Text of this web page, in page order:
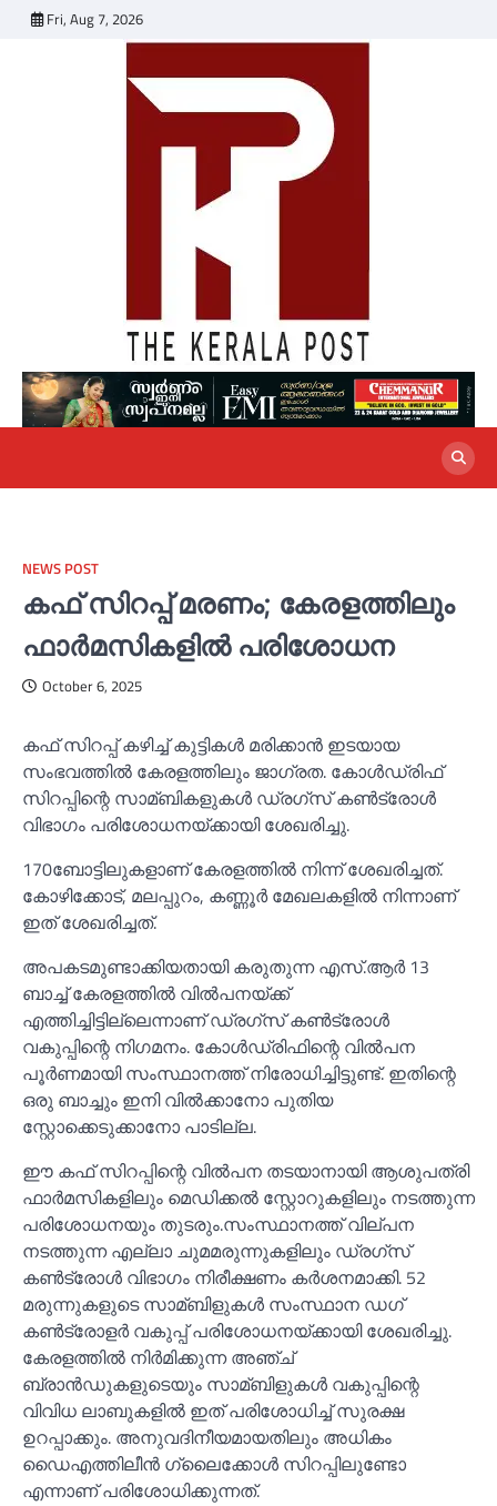
Fri, Aug 7, 2026
NEWS POST
കഫ് സിറപ്പ് മരണം; കേരളത്തിലും
ഫാര്‍മസികളില്‍ പരിശോധന
October 6, 2025
കഫ് സിറപ്പ് കഴിച്ച്‌ കുട്ടികള്‍ മരിക്കാൻ ഇടയായ
സംഭവത്തില്‍ കേരളത്തിലും ജാഗ്രത. കോള്‍ഡ്രിഫ്
സിറപ്പിന്റെ സാമ്ബികളുകള്‍ ഡ്രഗ്സ് കണ്‍ട്രോള്‍
വിഭാഗം പരിശോധനയ്ക്കായി ശേഖരിച്ചു.
170ബോട്ടിലുകളാണ് കേരളത്തില്‍ നിന്ന് ശേഖരിച്ചത്.
കോഴിക്കോട്, മലപ്പുറം, കണ്ണൂർ മേഖലകളില്‍ നിന്നാണ്
ഇത് ശേഖരിച്ചത്.
അപകടമുണ്ടാക്കിയതായി കരുതുന്ന എസ്.ആർ 13
ബാച്ച്‌ കേരളത്തില്‍ വില്‍പനയ്ക്ക്
എത്തിച്ചിട്ടില്ലെന്നാണ് ഡ്രഗ്സ് കണ്‍ട്രോള്‍
വകുപ്പിന്റെ നിഗമനം. കോള്‍ഡ്രിഫിന്റെ വില്‍പന
പൂർണമായി സംസ്ഥാനത്ത് നിരോധിച്ചിട്ടുണ്ട്. ഇതിന്റെ
ഒരു ബാച്ചും ഇനി വില്‍ക്കാനോ പുതിയ
സ്റ്റോക്കെടുക്കാനോ പാടില്ല.
ഈ കഫ് സിറപ്പിന്റെ വില്‍പന തടയാനായി ആശുപത്രി
ഫാർമസികളിലും മെഡിക്കല്‍ സ്റ്റോറുകളിലും നടത്തുന്ന
പരിശോധനയും തുടരും.സംസ്ഥാനത്ത് വില്പന
നടത്തുന്ന എല്ലാ ചുമമരുന്നുകളിലും ഡ്രഗ്സ്
കണ്‍ട്രോള്‍ വിഭാഗം നിരീക്ഷണം കർശനമാക്കി. 52
മരുന്നുകളുടെ സാമ്ബിളുകള്‍ സംസ്ഥാന ഡഗ്
കണ്‍ട്രോളർ വകുപ്പ് പരിശോധനയ്ക്കായി ശേഖരിച്ചു.
കേരളത്തില്‍ നിർമിക്കുന്ന അഞ്ച്
ബ്രാൻഡുകളുടെയും സാമ്ബിളുകള്‍ വകുപ്പിന്റെ
വിവിധ ലാബുകളില്‍ ഇത് പരിശോധിച്ച്‌ സുരക്ഷ
ഉറപ്പാക്കും. അനുവദിനീയമായതിലും അധികം
ഡൈഎത്തിലീൻ ഗ്ലൈക്കോള്‍ സിറപ്പിലുണ്ടോ
എന്നാണ് പരിശോധിക്കുന്നത്.